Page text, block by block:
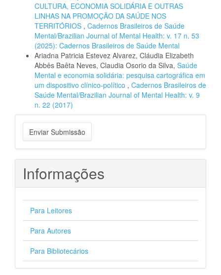
CULTURA, ECONOMIA SOLIDÁRIA E OUTRAS
LINHAS NA PROMOÇÃO DA SAÚDE NOS
TERRITÓRIOS , Cadernos Brasileiros de Saúde
Mental/Brazilian Journal of Mental Health: v. 17 n. 53
(2025): Cadernos Brasileiros de Saúde Mental
Ariadna Patricia Estevez Alvarez, Cláudia Elizabeth
Abbês Baêta Neves, Claudia Osorio da Silva, Saúde
Mental e economia solidária: pesquisa cartográfica em
um dispositivo clínico-político , Cadernos Brasileiros de
Saúde Mental/Brazilian Journal of Mental Health: v. 9
n. 22 (2017)
Enviar
Submissão
Enviar Submissão
Informações
Para Leitores
Para Autores
Para Bibliotecários